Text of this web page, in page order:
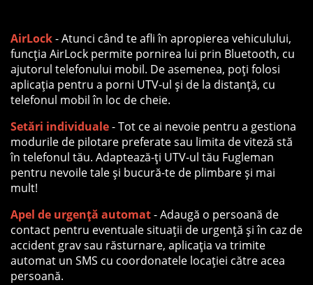
AirLock- Atunci când te afli în apropierea vehiculului,
funcția AirLock permite pornirea lui prin Bluetooth, cu
ajutorul telefonului mobil. De asemenea, poți folosi
aplicația pentru a porni UTV-ul și de la distanță, cu
telefonul mobil în loc de cheie.
Setări individuale- Tot ce ai nevoie pentru a gestiona
modurile de pilotare preferate sau limita de viteză stă
în telefonul tău. Adaptează-ți UTV-ul tău Fugleman
pentru nevoile tale și bucură-te de plimbare și mai
mult!
Apel de urgență automat- Adaugă o persoană de
contact pentru eventuale situații de urgență și în caz de
accident grav sau răsturnare, aplicația va trimite
automat un SMS cu coordonatele locației către acea
persoană.